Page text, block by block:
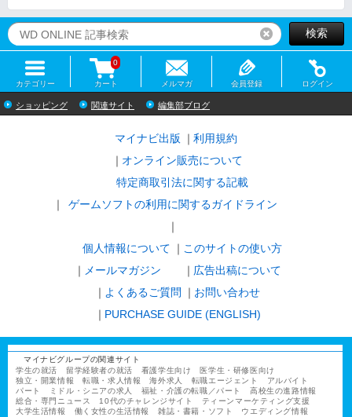
リセット検索
カテゴリー カート
0
メルマガ 会員登録 ログイン
ショッピング 関連サイト 編集部ブログ
マイナビ出版
利用規約
オンライン販売について
特定商取引法に関する記載
ゲームソフトの利用に関するガイドライン
｜
個人情報について
このサイトの使い方
メールマガジン
広告出稿について
よくあるご質問
お問い合わせ
PURCHASE GUIDE (ENGLISH)
マイナビグループの関連サイト
学生の就活
留学経験者の就活 看護学生向け
医学生・研修医向け
独立・開業情報
転職・求人情報 海外求人 転職エージェント
アルバイト
パート
ミドル・シニアの求人 福祉・介護の転職／パート
高校生の進路情報
総合・専門ニュース
10代のチャレンジサイト
ティーンマーケティング支援
大学生活情報
働く女性の生活情報 雑誌・書籍・ソフト ウエディング情報